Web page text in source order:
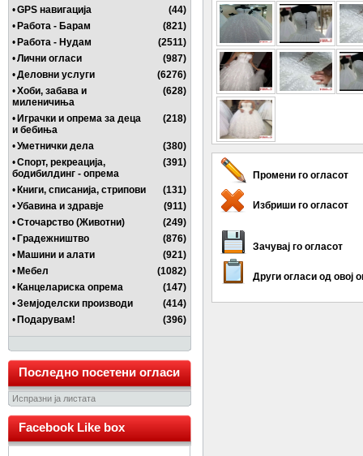
•GPS навигација
(44)
• Работа - Барам
(821)
• Работа - Нудам
(2511)
•Лични огласи
(987)
•Деловни услуги
(6276)
•Хоби, забава и
миленичиња
(628)
• Играчки и опрема за деца
и бебиња
(218)
•Уметнички дела
(380)
•Спорт, рекреација,
бодибилдинг - опрема
(391)
• Книги, списанија, стрипови
(131)
•Убавина и здравје
(911)
•Сточарство (Животни)
(249)
• Градежништво
(876)
• Машини и алати
(921)
• Мебел
(1082)
• Канцелариска опрема
(147)
•Земјоделски производи
(414)
• Подарувам! (396)
Последно посетени огласи
Испразни ја листата
Facebook Like box
Промени го огласот
Избриши го огласот
Зачувај го огласот
Други огласи од овој